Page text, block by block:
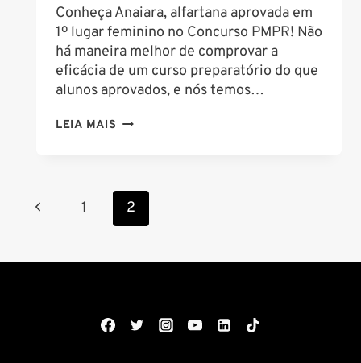
Conheça Anaiara, alfartana aprovada em
1º lugar feminino no Concurso PMPR! Não
há maneira melhor de comprovar a
eficácia de um curso preparatório do que
alunos aprovados, e nós temos…
LEIA MAIS APROVADA
FEMININO
Navegação
Página
Página
1 2